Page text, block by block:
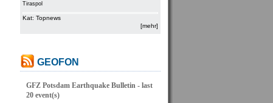
Tiraspol
Kat: Topnews
[mehr]
GEOFON
GFZ Potsdam Earthquake Bulletin - last
20 event(s)